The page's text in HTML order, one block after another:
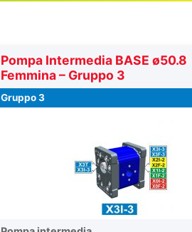
Pompa Intermedia BASE ø50.8
Femmina – Gruppo 3
Gruppo 3